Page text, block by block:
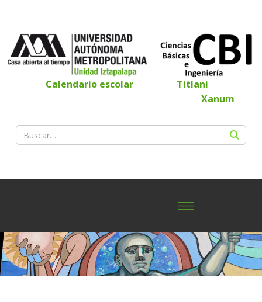
Calendario escolar
Titlani
Xanum